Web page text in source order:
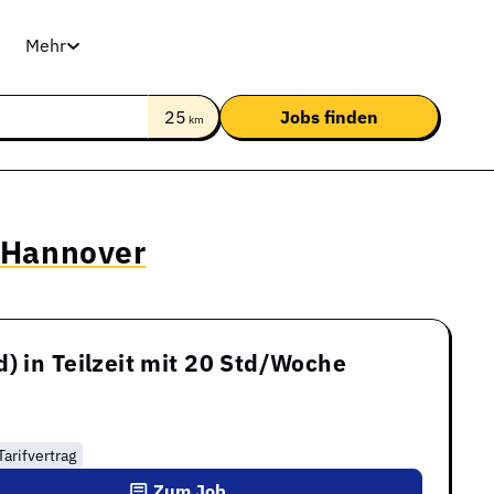
Mehr
25 km
in Teilzeit mit 20 Std/Woche